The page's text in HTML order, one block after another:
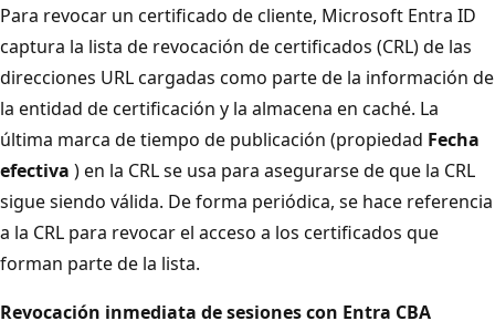
Para revocar un certificado de cliente, Microsoft Entra ID
captura la lista de revocación de certificados (CRL) de las
direcciones URL cargadas como parte de la información de
la entidad de certificación y la almacena en caché. La
última marca de tiempo de publicación (propiedad Fecha
efectiva ) en la CRL se usa para asegurarse de que la CRL
sigue siendo válida. De forma periódica, se hace referencia
a la CRL para revocar el acceso a los certificados que
forman parte de la lista.
Revocación inmediata de sesiones con Entra CBA